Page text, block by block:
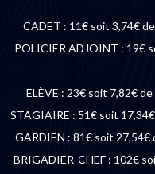
CADET : 11€ soit 3,74€
POLICIER ADJOINT : 19€
ELÈVE : 23€ soit 7,82€
STAGIAIRE : 51€ soit
GARDIEN : 81€ soit
BRIGADIER-CHEF : 102€